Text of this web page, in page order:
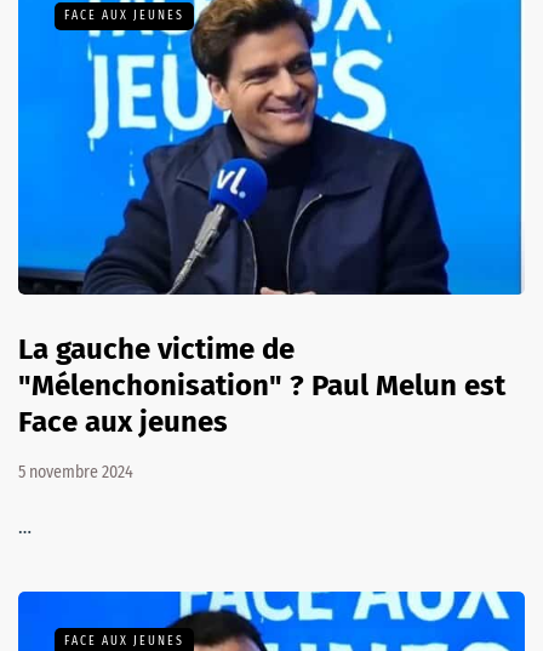
FACE AUX JEUNES
La gauche victime de
"Mélenchonisation" ? Paul Melun est
Face aux jeunes
5 novembre 2024
…
FACE AUX JEUNES